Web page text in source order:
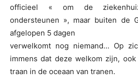
officieel « om de
ondersteunen », maar buiten de
afgelopen 5 dagen
verwelkomt nog niemand… Op
immens dat deze welkom zijn,
traan in de oceaan van tranen.